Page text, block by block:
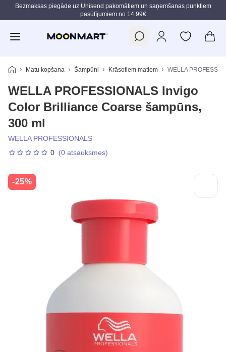
Pāriet uz galveno saturu
Bezmaksas piegāde uz Unisend pakomātiem un saņemšanas punktiem
pasūtījumiem no 14.99€
Matu kopšana Šampūni Krāsotiem matiem WELLA
WELLA PROFESSIONALS Invigo
Color Brilliance Coarse šampūns,
300 ml
WELLA PROFESSIONALS
0 (0 atsauksmes)
-25%